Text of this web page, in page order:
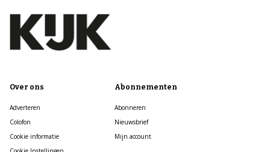
Over ons
Adverteren
Colofon
Cookie informatie
Abonnementen
Abonneren
Nieuwsbrief
Mijn account